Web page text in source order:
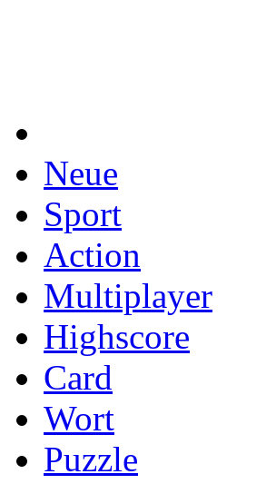
Neue
Sport
Action
Multiplayer
Highscore
Card
Wort
Puzzle